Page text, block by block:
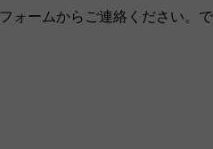
ォームからご連絡ください。